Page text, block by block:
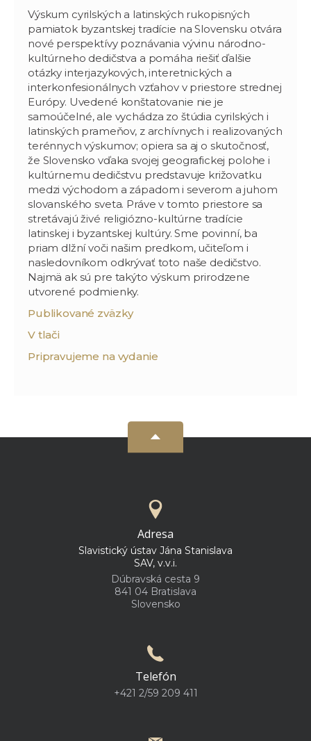
Výskum cyrilských a latinských rukopisných
pamiatok byzantskej tradície na Slovensku otvára
nové perspektívy poznávania vývinu národno-
kultúrneho dedičstva a pomáha riešiť ďalšie
otázky interjazykových, interetnických a
interkonfesionálnych vzťahov v priestore strednej
Európy. Uvedené konštatovanie nie je
samoúčelné, ale vychádza zo štúdia cyrilských i
latinských prameňov, z archívnych i realizovaných
terénnych výskumov; opiera sa aj o skutočnosť,
že Slovensko vďaka svojej geografickej polohe i
kultúrnemu dedičstvu predstavuje križovatku
medzi východom a západom i severom a juhom
slovanského sveta. Práve v tomto priestore sa
stretávajú živé religiózno-kultúrne tradície
latinskej i byzantskej kultúry. Sme povinní, ba
priam dlžní voči našim predkom, učiteľom i
nasledovníkom odkrývať toto naše dedičstvo.
Najmä ak sú pre takýto výskum prirodzene
utvorené podmienky.
Publikované zväzky
V tlači
Pripravujeme na vydanie
Adresa
Slavistický ústav Jána Stanislava
SAV, v.v.i.
Dúbravská cesta 9
841 04 Bratislava
Slovensko
Telefón
+421 2/59 209 411